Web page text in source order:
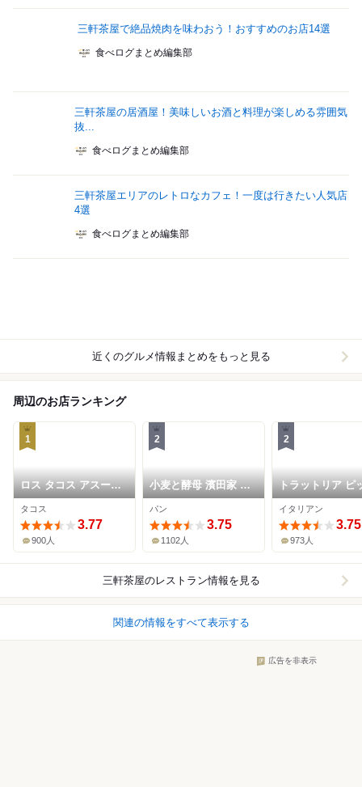
三軒茶屋で絶品焼肉を味わおう！おすすめのお店14選
食べログまとめ編集部
三軒茶屋の居酒屋！美味しいお酒と料理が楽しめる雰囲気
抜...
食べログまとめ編集部
三軒茶屋エリアのレトロなカフェ！一度は行きたい人気店
4選
食べログまとめ編集部
近くのグルメ情報まとめをもっと見る
周辺のお店ランキング
1
ロス タコス アスーレ
ス
タコス
3.77
900人
2
小麦と酵母 濱田家 三
軒茶屋本店
パン
3.75
1102人
2
トラットリア ピ
ェリア ラルテ
イタリアン
3.75
973人
三軒茶屋のレストラン情報を見る
関連の情報をすべて表示する
広告を非表示